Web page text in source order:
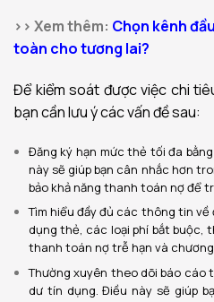
>> Xem thêm: Chọn kênh
toàn cho tương lai?
Để kiểm soát được việc chi
bạn cần lưu ý các vấn đề sau:
Đăng ký hạn mức thẻ tối đa
này sẽ giúp bạn cân nhắc hơn
bảo khả năng thanh toán nợ để
Tìm hiểu đầy đủ các thông tin
dụng thẻ, các loại phí bắt buộc,
thanh toán nợ trễ hạn và
Thường xuyên theo dõi báo cáo
dư tín dụng. Điều này sẽ giúp